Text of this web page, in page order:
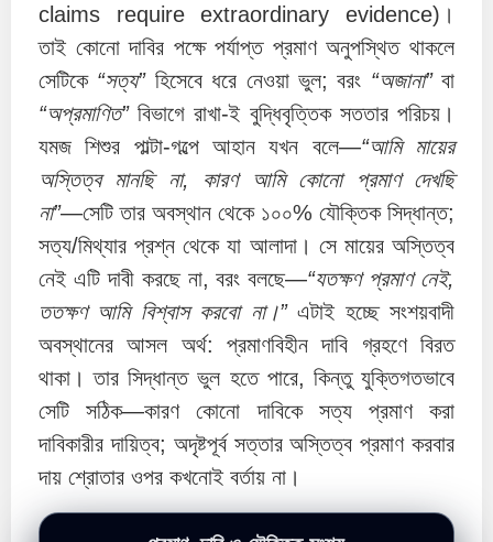
claims require extraordinary evidence)।
তাই কোনো দাবির পক্ষে পর্যাপ্ত প্রমাণ অনুপস্থিত থাকলে
সেটিকে “সত্য”হিসেবে ধরে নেওয়া ভুল; বরং “অজানা”বা
“অপ্রমাণিত”বিভাগে রাখা-ই বুদ্ধিবৃত্তিক সততার পরিচয়।
যমজ শিশুর পাল্টা-গল্পে আহান যখন বলে—“আমি মায়ের
অস্তিত্ব মানছি না, কারণ আমি কোনো প্রমাণ দেখছি
না”—সেটি তার অবস্থান থেকে ১০০% যৌক্তিক সিদ্ধান্ত;
সত্য/মিথ্যার প্রশ্ন থেকে যা আলাদা। সে মায়ের অস্তিত্ব
নেই এটি দাবী করছে না, বরং বলছে—“যতক্ষণ প্রমাণ নেই,
ততক্ষণ আমি বিশ্বাস করবো না।”এটাই হচ্ছে সংশয়বাদী
অবস্থানের আসল অর্থ: প্রমাণবিহীন দাবি গ্রহণে বিরত
থাকা। তার সিদ্ধান্ত ভুল হতে পারে, কিন্তু যুক্তিগতভাবে
সেটি সঠিক—কারণ কোনো দাবিকে সত্য প্রমাণ করা
দাবিকারীর দায়িত্ব; অদৃষ্টপূর্ব সত্তার অস্তিত্ব প্রমাণ করবার
দায় শ্রোতার ওপর কখনোই বর্তায় না।